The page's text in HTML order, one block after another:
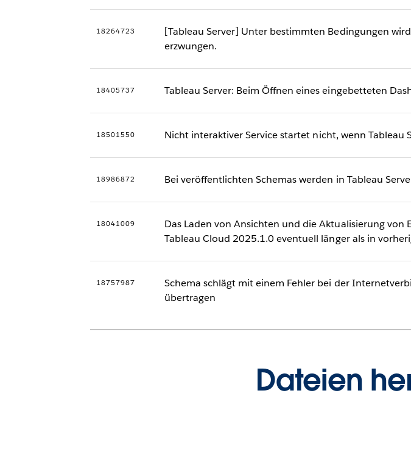
18264723
[Tableau Server] Unter bestimmten Bedingungen
erzwungen.
18405737 Tableau Server: Beim Öffnen eines eingebetteten
18501550 Nicht interaktiver Service startet nicht, wenn Tableau
18986872 Bei veröffentlichten Schemas werden in Tableau
18041009
Das Laden von Ansichten und die Aktualisierung
Tableau Cloud 2025.1.0 eventuell länger als in
18757987
Schema schlägt mit einem Fehler bei der
übertragen
Dateien